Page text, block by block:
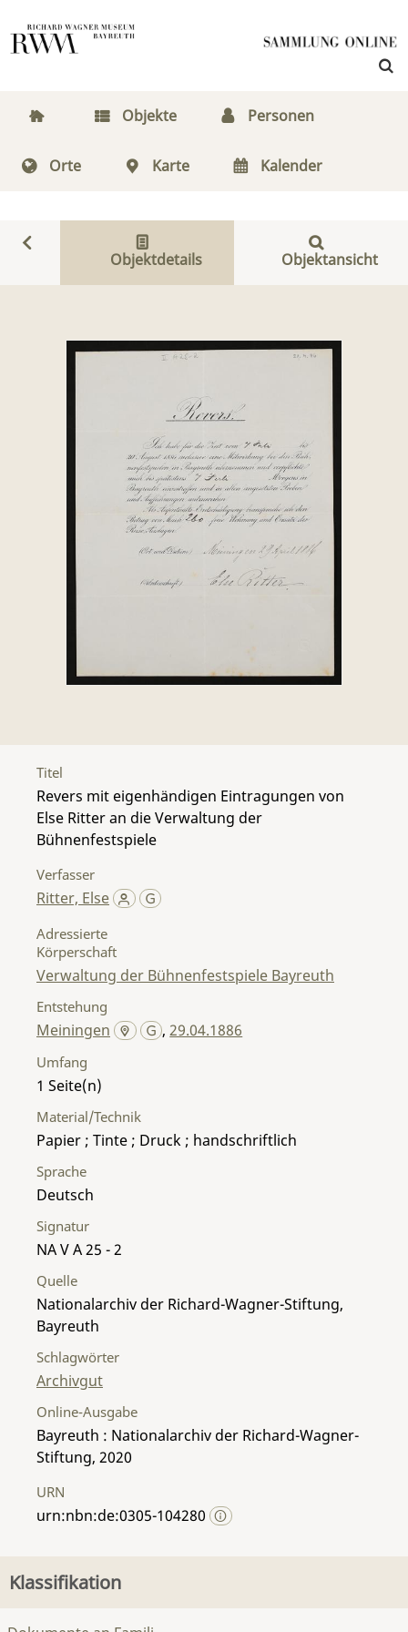
Objekte Personen
Orte Karte Kalender
Objektdetails Objektansicht
Titel
Revers mit eigenhändigen Eintragungen von
Else Ritter an die Verwaltung der
Bühnenfestspiele
Verfasser
Ritter, Else
Adressierte
Körperschaft
Verwaltung der Bühnenfestspiele Bayreuth
Entstehung
Meiningen ,29.04.1886
Umfang
1
Material/Technik
Papier ; Tinte ; Druck ; handschriftlich
Sprache
Deutsch
Signatur
NA V A 25 - 2
Quelle
Nationalarchiv der Richard-Wagner-Stiftung,
Bayreuth
Schlagwörter
Archivgut
Online-Ausgabe
Bayreuth : Nationalarchiv der Richard-Wagner-
Stiftung, 2020
URN
urn:nbn:de:0305-104280
Klassifikation